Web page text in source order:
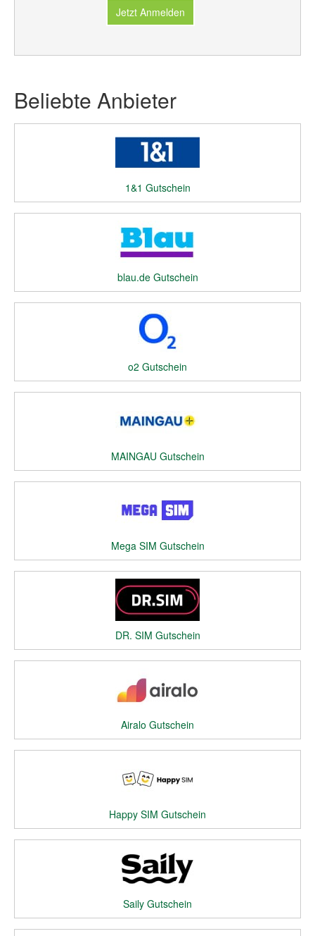
Jetzt Anmelden
Beliebte Anbieter
1&1 Gutschein
blau.de Gutschein
o2 Gutschein
MAINGAU Gutschein
Mega SIM Gutschein
DR. SIM Gutschein
Airalo Gutschein
Happy SIM Gutschein
Saily Gutschein